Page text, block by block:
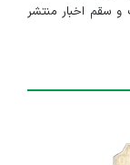
سقم اخبار منتشر